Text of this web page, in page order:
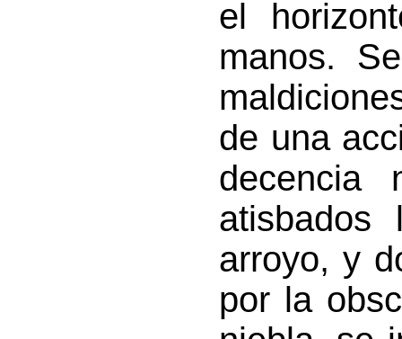
el
manos.
de una
decencia
arroyo, y
por la